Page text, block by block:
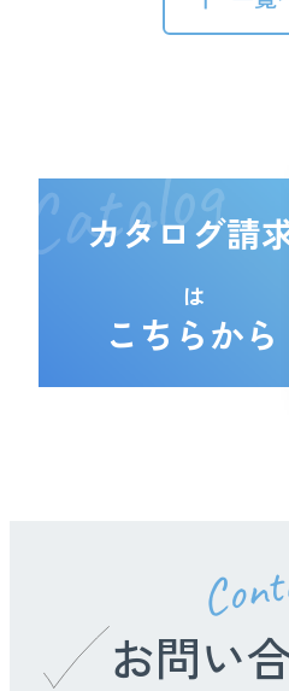
Catalog
カタログ請
は
こちらから
お問い